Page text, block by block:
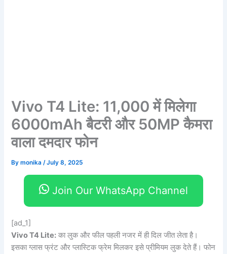
Vivo T4 Lite: 11,000 में मिलेगा
6000mAh बैटरी और 50MP कैमरा
वाला दमदार फोन
Bymonika/July 8, 2025
Join Our WhatsApp Channel
[ad_1]
Vivo T4 Lite: का लुक और फील पहली नजर में ही दिल जीत लेता है।
इसका ग्लास फ्रंट और प्लास्टिक फ्रेम मिलकर इसे प्रीमियम लुक देते हैं। फोन